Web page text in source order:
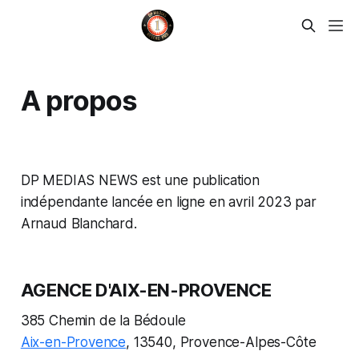
A propos
DP MEDIAS NEWS est une publication
indépendante lancée en ligne en avril 2023 par
Arnaud Blanchard.
AGENCE D'AIX-EN-PROVENCE
385 Chemin de la Bédoule
Aix-en-Provence, 13540, Provence-Alpes-Côte